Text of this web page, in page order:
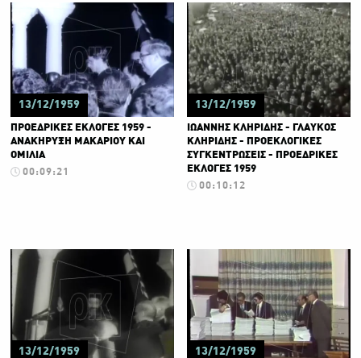
13/12/1959
ΠΡΟΕΔΡΙΚΕΣ ΕΚΛΟΓΕΣ 1959 -
ΑΝΑΚΗΡΥΞΗ ΜΑΚΑΡΙΟΥ ΚΑΙ
ΟΜΙΛΙΑ
00:09:21
13/12/1959
ΙΩΑΝΝΗΣ ΚΛΗΡΙΔΗΣ - ΓΛΑΥΚΟΣ
ΚΛΗΡΙΔΗΣ - ΠΡΟΕΚΛΟΓΙΚΕΣ
ΣΥΓΚΕΝΤΡΩΣΕΙΣ - ΠΡΟΕΔΡΙΚΕΣ
ΕΚΛΟΓΕΣ 1959
00:10:12
13/12/1959 13/12/1959